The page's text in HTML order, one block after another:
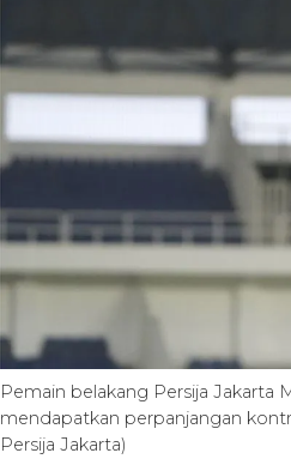
Pemain belakang Persija Jakarta
mendapatkan perpanjangan
Persija Jakarta)